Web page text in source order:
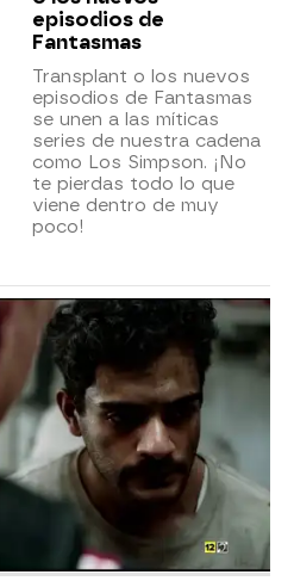
episodios de
Fantasmas
Transplant o los nuevos
episodios de Fantasmas
se unen a las míticas
series de nuestra cadena
como Los Simpson. ¡No
te pierdas todo lo que
viene dentro de muy
poco!